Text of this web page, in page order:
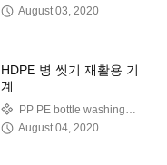
August 03, 2020
HDPE 병 씻기 재활용 기
계
PP PE bottle washing
machine
August 04, 2020